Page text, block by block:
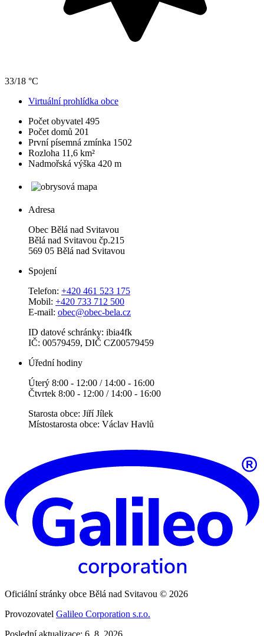
33/18 °C
Virtuální prohlídka obce
Počet obyvatel 495
Počet domů 201
První písemná zmínka 1502
Rozloha 11,6 km²
Nadmořská výška 420 m
Adresa
Obec Bělá nad Svitavou
Bělá nad Svitavou čp.215
569 05 Bělá nad Svitavou
Spojení
Telefon: +420 461 523 175
Mobil: +420 733 712 500
E-mail: obec@obec-bela.cz
ID datové schránky: ibia4fk
IČ: 00579459, DIČ CZ00579459
Úřední hodiny
Úterý 8:00 - 12:00 / 14:00 - 16:00
Čtvrtek 8:00 - 12:00 / 14:00 - 16:00
Starosta obce: Jiří Jílek
Místostarosta obce: Václav Havlů
Oficiální stránky obce Bělá nad Svitavou © 2026
Provozovatel Galileo Corporation s.r.o.
Poslední aktualizace: 6. 8. 2026